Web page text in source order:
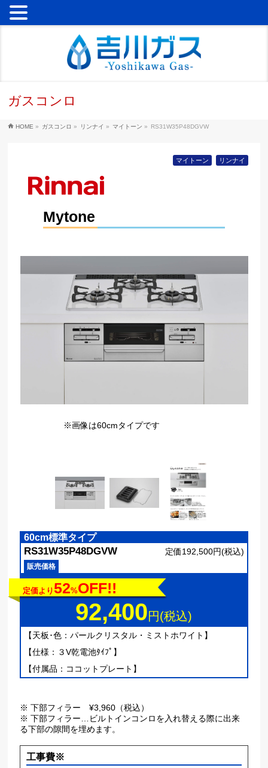
ガスコンロ
HOME » ガスコンロ » リンナイ » マイトーン » RS31W35P48DGVW
マイトーン リンナイ
Mytone
※画像は60cmタイプです
60cm標準タイプ
RS31W35P48DGVW 定価192,500円(税込)
販売価格
定価より52%OFF!!
92,400円(税込)
【天板･色：パールクリスタル・ミストホワイト】
【仕様：３V乾電池ﾀｲﾌﾟ】
【付属品：ココットプレート】
※ 下部フィラー ¥3,960（税込）
※ 下部フィラー…ビルトインコンロを入れ替える際に出来
る下部の隙間を埋めます。
工事費※